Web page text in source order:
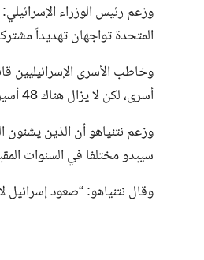
وزعم رئيس الوزراء
المتحدة تواجهان تهديداً
أسرى، لكن لا يزال هناك 48 أسيراً في أنفاق غزة، 20 منهم على قيد الحياة”.
وزعم نتنياهو أن الذين
سيبدو مختلفا في السنوات
وقال نتنياهو: “صعود إسرائيل